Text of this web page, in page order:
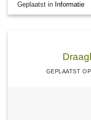
Geplaatst in Informatie
GEPLAATST OP